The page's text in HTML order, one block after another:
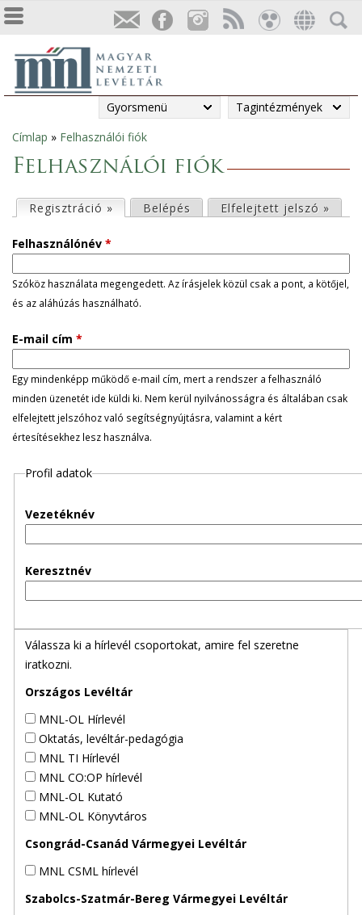
Gyorsmenü Tagintézmények
Jelenlegi
hely
Címlap » Felhasználói fiók
Felhasználói fiók
l
s
ő
d
l
e
g
e
Regisztráció » (aktív fül)
Belépés Elfelejtett jelszó »
Felhasználónév *
Szóköz használata megengedett. Az írásjelek közül csak a pont, a kötőjel,
és az aláhúzás használható.
E-mail cím *
Egy mindenképp működő e-mail cím, mert a rendszer a felhasználó
minden üzenetét ide küldi ki. Nem kerül nyilvánosságra és általában csak
elfelejtett jelszóhoz való segítségnyújtásra, valamint a kért
értesítésekhez lesz használva.
Profil adatok
Vezetéknév
Keresztnév
Válassza ki a hírlevél csoportokat, amire fel szeretne
iratkozni.
Országos Levéltár
MNL-OL Hírlevél
Oktatás, levéltár-pedagógia
MNL TI Hírlevél
MNL CO:OP hírlevél
MNL-OL Kutató
MNL-OL Könyvtáros
Csongrád-Csanád Vármegyei Levéltár
MNL CSML hírlevél
Szabolcs-Szatmár-Bereg Vármegyei Levéltár